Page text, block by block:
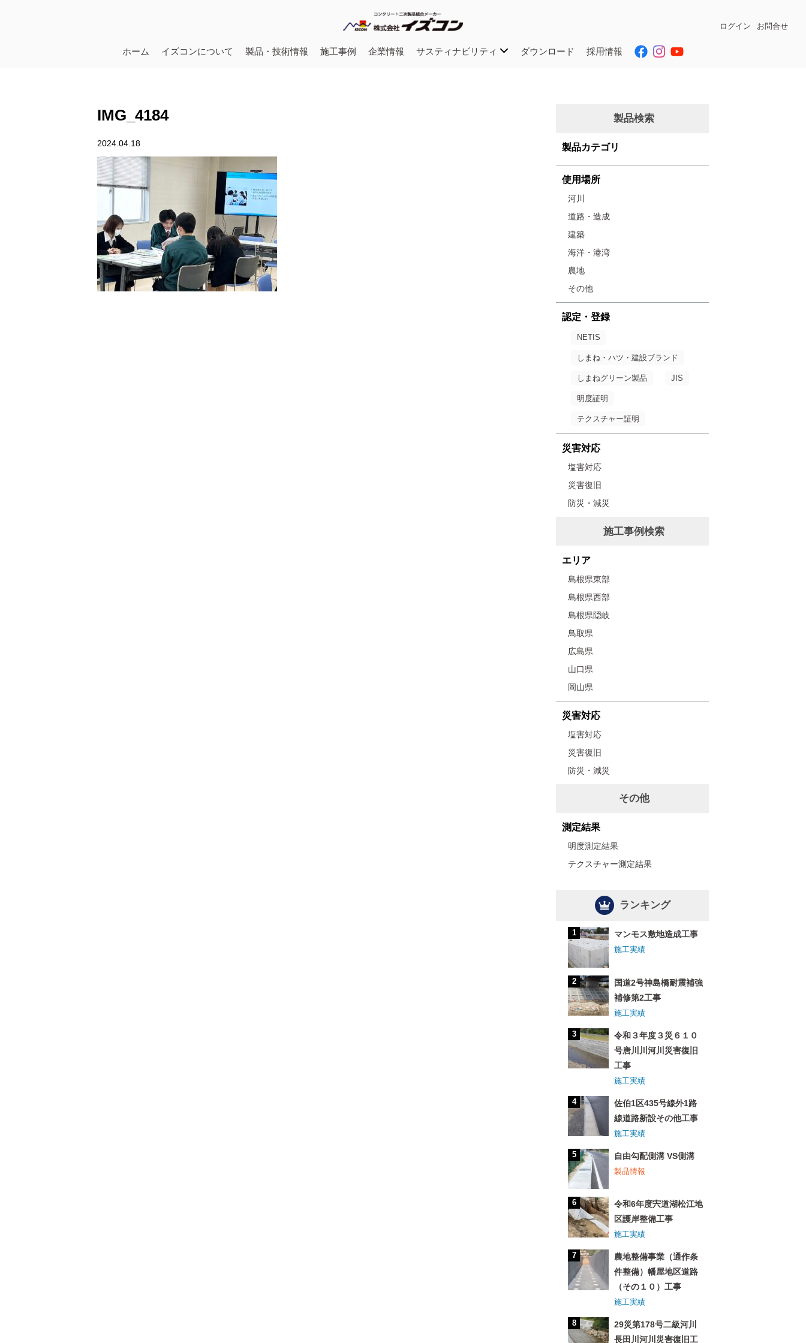
ログイン お問合せ
ホーム イズコンについて 製品・技術情報 施工事例 企業情報 サスティナビリティ ダウンロード 採用情報
IMG_4184
2024.04.18
製品検索
製品カテゴリ
使用場所
河川
道路・造成
建築
海洋・港湾
農地
その他
認定・登録
NETIS
しまね・ハツ・建設ブランド
しまねグリーン製品 JIS
明度証明
テクスチャー証明
災害対応
塩害対応
災害復旧
防災・減災
施工事例検索
エリア
島根県東部
島根県西部
島根県隠岐
鳥取県
広島県
山口県
岡山県
災害対応
塩害対応
災害復旧
防災・減災
その他
測定結果
明度測定結果
テクスチャー測定結果
ランキング
マンモス敷地造成工事
施工実績
国道2号神島橋耐震補強
補修第2工事
施工実績
令和３年度３災６１０
号唐川川河川災害復旧
工事
施工実績
佐伯1区435号線外1路
線道路新設その他工事
施工実績
自由勾配側溝 VS側溝
製品情報
令和6年度宍道湖松江地
区護岸整備工事
施工実績
農地整備事業（通作条
件整備）幡屋地区道路
（その１０）工事
施工実績
29災第178号二級河川
長田川河川災害復旧工